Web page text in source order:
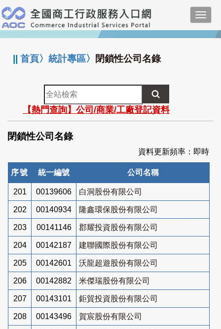
跳
到
主
要
:::
||首頁〉統計專區〉 閉鎖性公司名錄
全
站
檢
索
【熱門查詢】公司/商業/工廠登記資料
閉鎖性公司名錄
資料更新頻率：即時
序號 統一編號 公司名稱
201 00139606 白洞股份有限公司
202 00140934 隆鑫環保股份有限公司
203 00141146 郡耀投資股份有限公司
204 00142187 建聯國際股份有限公司
205 00142601 沃龍超遊股份有限公司
206 00142882 米傑瑞股份有限公司
207 00143101 鉅貿投資股份有限公司
208 00143496 賀宸股份有限公司